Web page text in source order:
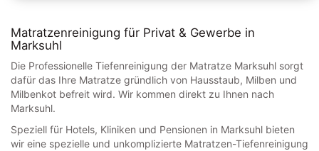
Matratzenreinigung für Privat & Gewerbe in
Marksuhl
Die Professionelle Tiefenreinigung der Matratze Marksuhl sorgt
dafür das Ihre Matratze gründlich von Hausstaub, Milben und
Milbenkot befreit wird. Wir kommen direkt zu Ihnen nach
Marksuhl.
Speziell für Hotels, Kliniken und Pensionen in Marksuhl bieten
wir eine spezielle und unkomplizierte Matratzen-Tiefenreinigung